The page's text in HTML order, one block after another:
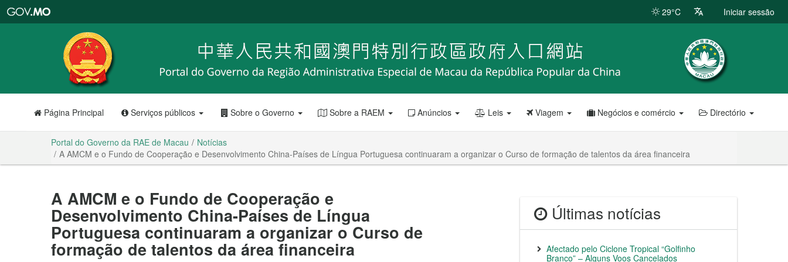
RAE
de
Macau
29°C Iniciar sessão
Página Principal Serviços públicos Sobre o Governo Sobre a RAEM Anúncios Leis Viagem Negócios e comércio Directório
Portal do Governo da RAE de Macau
Notícias
A AMCM e o Fundo de Cooperação e Desenvolvimento China-Países de Língua Portuguesa continuaram a organizar o Curso de formação de talentos da área financeira
A AMCM e o Fundo de Cooperação e
Desenvolvimento China-Países de Língua
Portuguesa continuaram a organizar o Curso de
formação de talentos da área financeira
Últimas notícias
Afectado pelo Ciclone Tropical “Golfinho
Branco” – Alguns Voos Cancelados